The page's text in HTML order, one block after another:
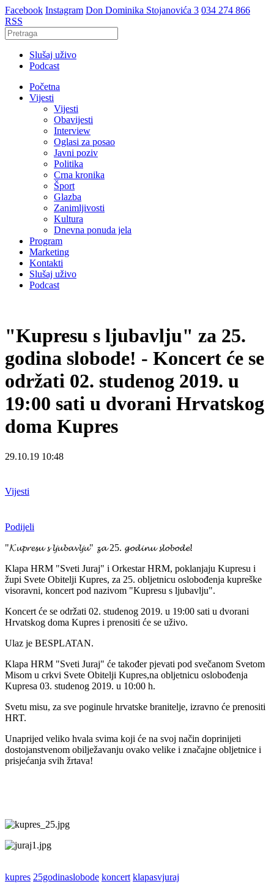
Facebook Instagram Don Dominika Stojanovića 3 034 274 866
RSS
Slušaj uživo
Podcast
Početna
Vijesti
Vijesti
Obavijesti
Interview
Oglasi za posao
Javni poziv
Politika
Crna kronika
Šport
Glazba
Zanimljivosti
Kultura
Dnevna ponuda jela
Program
Marketing
Kontakti
Slušaj uživo
Podcast
"Kupresu s ljubavlju" za 25.
godina slobode! - Koncert će se
održati 02. studenog 2019. u
19:00 sati u dvorani Hrvatskog
doma Kupres
29.10.19 10:48
Vijesti
Podijeli
"𝓚𝓾𝓹𝓻𝓮𝓼𝓾 𝓼 𝓵𝓳𝓾𝓫𝓪𝓿𝓵𝓳𝓾" 𝔃𝓪 25. 𝓰𝓸𝓭𝓲𝓷𝓾 𝓼𝓵𝓸𝓫𝓸𝓭𝓮!
Klapa HRM "Sveti Juraj" i Orkestar HRM, poklanjaju Kupresu i
župi Svete Obitelji Kupres, za 25. obljetnicu oslobođenja kupreške
visoravni, koncert pod nazivom "Kupresu s ljubavlju".
Koncert će se održati 02. studenog 2019. u 19:00 sati u dvorani
Hrvatskog doma Kupres i prenositi će se uživo.
Ulaz je BESPLATAN.
Klapa HRM "Sveti Juraj" će također pjevati pod svečanom Svetom
Misom u crkvi Svete Obitelji Kupres,na obljetnicu oslobođenja
Kupresa 03. studenog 2019. u 10:00 h.
Svetu misu, za sve poginule hrvatske branitelje, izravno će prenositi
HRT.
Unaprijed veliko hvala svima koji će na svoj način doprinijeti
dostojanstvenom obilježavanju ovako velike i značajne obljetnice i
prisjećanja svih žrtava!
kupres 25godinaslobode koncert klapasvjuraj